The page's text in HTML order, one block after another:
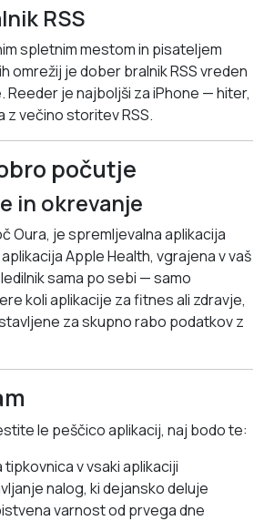
RSS
spletnim mestom in pisateljem
omrežij je dober bralnik RSS vreden
Reeder je najboljši za iPhone — hiter,
z večino storitev RSS.
počutje
in okrevanje
Oura, je spremljevalna aplikacija
Apple Health, vgrajena v vaš
sama po sebi — samo
koli aplikacije za fitnes ali zdravje,
za skupno rabo podatkov z
le peščico aplikacij, naj bodo te:
v vsaki aplikaciji
nalog, ki dejansko deluje
varnost od prvega dne